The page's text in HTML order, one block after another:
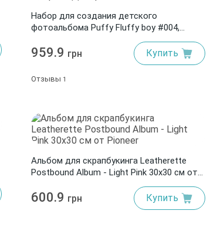
Набор для создания детского
фотоальбома Puffy Fluffy boy #004,
959.9 грн Купить
Отзывы 1
Альбом для скрапбукинга Leatherette
Postbound Album - Light Pink 30x30 см от
600.9 грн Купить